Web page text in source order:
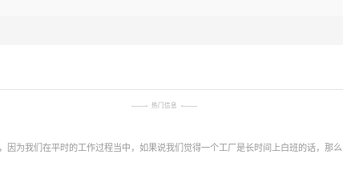
热门信息
为我们在平时的工作过程当中，如果说我们觉得一个工厂是长时间上白班的话，那么